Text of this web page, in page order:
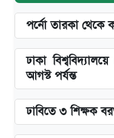
পর্নো তারকা থেকে
ঢাকা
আগস্ট পর্যন্ত
ঢাবিতে ৩ শিক্ষক